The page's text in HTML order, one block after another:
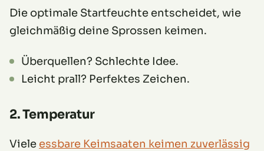
Die optimale Startfeuchte entscheidet, wie
gleichmäßig deine Sprossen keimen.
Überquellen? Schlechte Idee.
Leicht prall? Perfektes Zeichen.
2. Temperatur
Viele essbare Keimsaaten keimen zuverlässig